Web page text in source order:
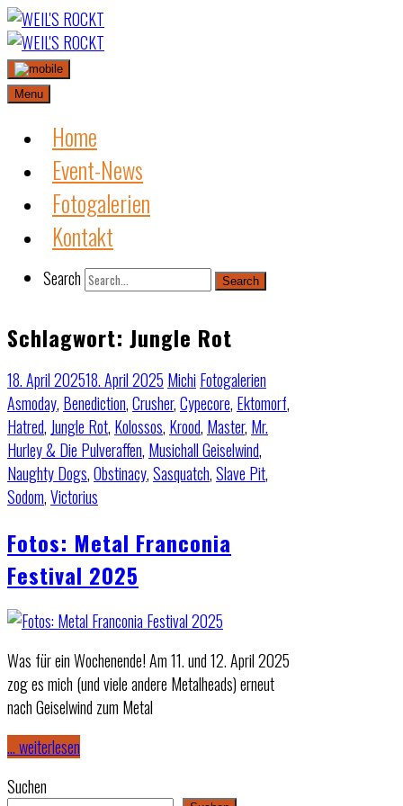
Skip
to
content
Menu
Home
Event-News
Fotogalerien
Kontakt
Search Search
Schlagwort: Jungle Rot
18. April 202518. April 2025 Michi Fotogalerien
Asmoday, Benediction,Crusher,Cypecore, Ektomorf,
Hatred, Jungle Rot, Kolossos, Krood, Master, Mr.
Hurley & Die Pulveraffen, Musichall Geiselwind,
Naughty Dogs,Obstinacy,Sasquatch,Slave Pit,
Sodom,Victorius
Fotos: Metal Franconia
Festival 2025
Was für ein Wochenende! Am 11. und 12. April 2025
zog es mich (und viele andere Metalheads) erneut
nach Geiselwind zum Metal
… weiterlesen
Suchen